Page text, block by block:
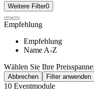
Weitere Filter0
Empfehlung
Empfehlung
Name A-Z
Wählen Sie Ihre Preisspanne:
Abbrechen Filter anwenden
10 Eventmodule